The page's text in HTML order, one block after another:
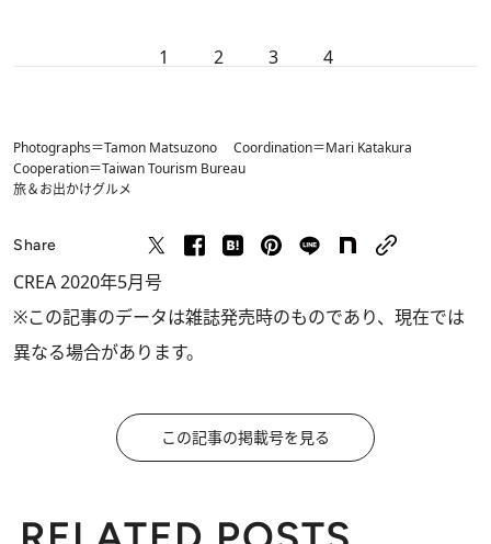
1 2 3 4
Photographs＝Tamon Matsuzono Coordination＝Mari Katakura
Cooperation＝Taiwan Tourism Bureau
旅＆お出かけグルメ
Share
CREA 2020年5月号
※この記事のデータは雑誌発売時のものであり、現在では
異なる場合があります。
この記事の掲載号を見る